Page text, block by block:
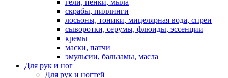
гели, пенки, мыла
скрабы, пиллинги
лосьоны, тоники, мицелярная вода, спреи
сыворотки, серумы, флюиды, эссенции
кремы
маски, патчи
эмульсии, бальзамы, масла
Для рук и ног
Для рук и ногтей